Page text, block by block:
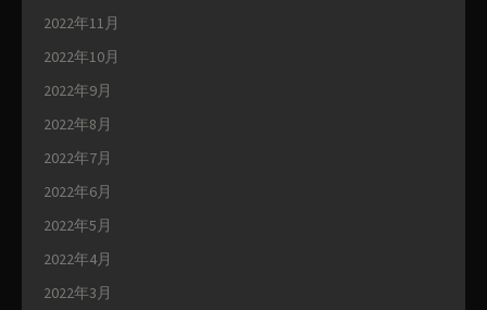
2022年11月
2022年10月
2022年9月
2022年8月
2022年7月
2022年6月
2022年5月
2022年4月
2022年3月